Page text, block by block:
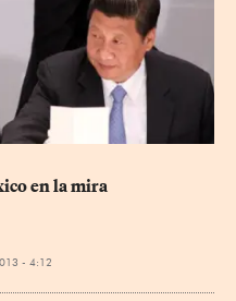
en la mira
- 4:12